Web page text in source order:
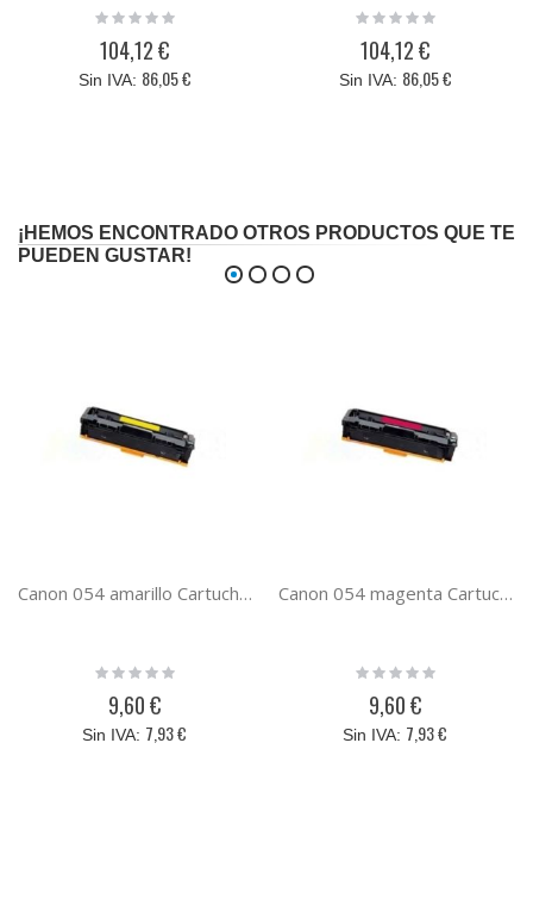
Rating:
104,12 €
86,05 €
Rating:
104,12 €
86,05 €
¡HEMOS ENCONTRADO OTROS PRODUCTOS QUE TE
PUEDEN GUSTAR!
Canon 054 amarillo Cartucho de toner compatible 3021C002
Rating:
9,60 €
7,93 €
Canon 054 magenta Cartucho de toner compatible 3022C002
Rating:
9,60 €
7,93 €